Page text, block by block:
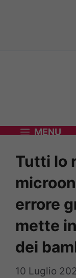
MENU
Tutti lo
errore
mette
dei
10 Luglio